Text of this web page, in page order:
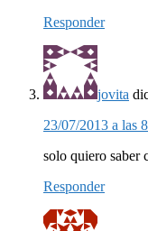
Responder
jovita
23/07/2013 a las
solo quiero saber
Responder